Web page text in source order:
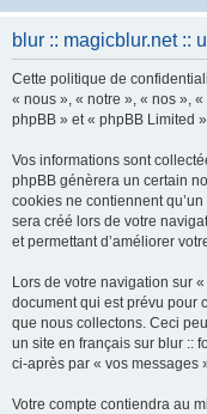
blur :: magicblur.net ::
Cette politique de
« nous », « notre », « nos »,
phpBB » et « phpBB Limited
Vos informations sont
phpBB génèrera un certain
cookies ne contiennent
sera créé lors de votre
et permettant d’améliorer
Lors de votre navigation sur
document qui est prévu pour
que nous collectons. Ceci
un site en français sur blur ::
ci-après par « vos messages
Votre compte contiendra au